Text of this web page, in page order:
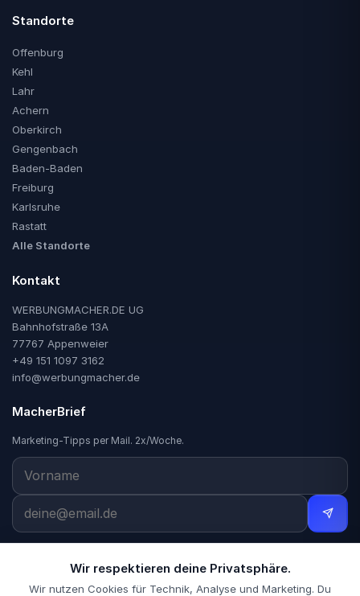
Standorte
Offenburg
Kehl
Lahr
Achern
Oberkirch
Gengenbach
Baden-Baden
Freiburg
Karlsruhe
Rastatt
Alle Standorte
Kontakt
WERBUNGMACHER.DE UG
Bahnhofstraße 13A
77767 Appenweier
+49 151 1097 3162
info@werbungmacher.de
MacherBrief
Marketing-Tipps per Mail. 2x/Woche.
Wir respektieren deine Privatsphäre.
Wir nutzen Cookies für Technik, Analyse und Marketing. Du